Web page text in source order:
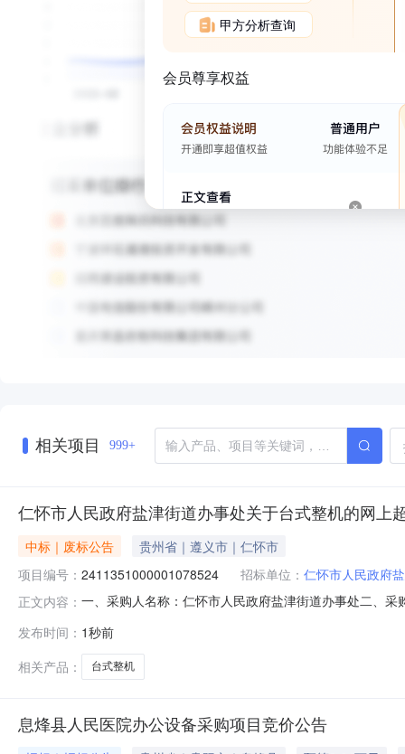
甲方分析查询
会员尊享权益
相关项目 999+
仁怀市人民政府盐津街道办事处关于台式整机的网上
中标｜废标公告
贵州省｜遵义市｜仁怀市
项目编号： 2411351000001078524 招标单位： 仁怀市人民政府
正文内容： 一、采购人名称：仁怀市人民政府盐津街道办事处二、
事项：九、联系方式1、采购人名称：仁怀市人民政府盐
话：传真：3、同级政府采购监督管理部门名称：联
发布时间： 1秒前
相关产品：
台式整机
息烽县人民医院办公设备采购项目竞价公告